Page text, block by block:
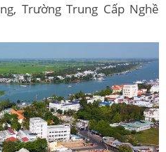
Trường Trung Cấp Nghề